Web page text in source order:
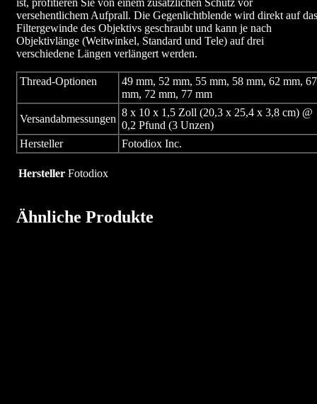
ist, profitieren Sie von einem zusätzlichen Schutz vor
versehentlichem Aufprall. Die Gegenlichtblende wird direkt auf das
Filtergewinde des Objektivs geschraubt und kann je nach
Objektivlänge (Weitwinkel, Standard und Tele) auf drei
verschiedene Längen verlängert werden.
Thread-Optionen
49 mm, 52 mm, 55 mm, 58 mm, 62 mm, 67
mm, 72 mm, 77 mm
Versandabmessungen
8 x 10 x 1,5 Zoll (20,3 x 25,4 x 3,8 cm) @
0,2 Pfund (3 Unzen)
Hersteller
Fotodiox Inc.
Hersteller Fotodiox
Ähnliche Produkte